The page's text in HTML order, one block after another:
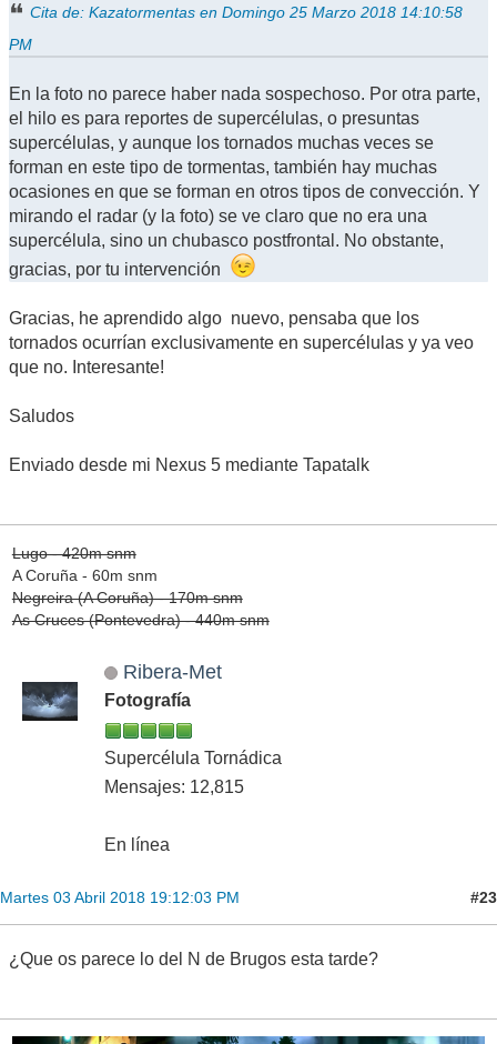
Cita de: Kazatormentas en Domingo 25 Marzo 2018 14:10:58
PM
En la foto no parece haber nada sospechoso. Por otra parte,
el hilo es para reportes de supercélulas, o presuntas
supercélulas, y aunque los tornados muchas veces se
forman en este tipo de tormentas, también hay muchas
ocasiones en que se forman en otros tipos de convección. Y
mirando el radar (y la foto) se ve claro que no era una
supercélula, sino un chubasco postfrontal. No obstante,
gracias, por tu intervención
Gracias, he aprendido algo nuevo, pensaba que los
tornados ocurrían exclusivamente en supercélulas y ya veo
que no. Interesante!
Saludos
Enviado desde mi Nexus 5 mediante Tapatalk
Lugo - 420m snm
A Coruña - 60m snm
Negreira (A Coruña) - 170m snm
As Cruces (Pontevedra) - 440m snm
Ribera-Met
Fotografía
Supercélula Tornádica
Mensajes: 12,815
En línea
Martes 03 Abril 2018 19:12:03 PM #23
¿Que os parece lo del N de Brugos esta tarde?